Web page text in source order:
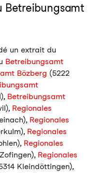
Betreibungsamt
un extrait du
Betreibungsamt
Bözberg (5222
Betreibungsamt
Regionales
Regionales
Regionales
Regionales
Regionales
Kleindöttingen),